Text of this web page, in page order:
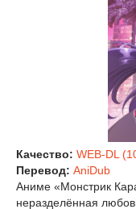
Качество: WEB-DL
Перевод: AniDub
Аниме «Монстрик
неразделённая